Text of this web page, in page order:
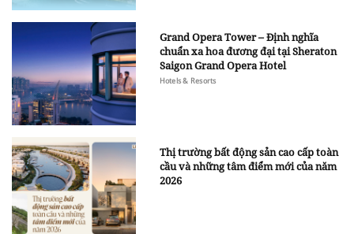
Grand Opera Tower – Định nghĩa
chuẩn xa hoa đương đại tại Sheraton
Saigon Grand Opera Hotel
Hotels & Resorts
Thị trường bất động sản cao cấp toàn
cầu và những tâm điểm mới của năm
2026